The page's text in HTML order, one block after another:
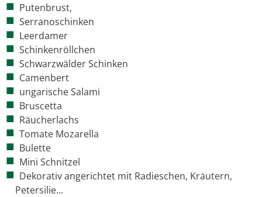
Putenbrust,
Serranoschinken
Leerdamer
Schinkenröllchen
Schwarzwälder Schinken
Camenbert
ungarische Salami
Bruscetta
Räucherlachs
Tomate Mozarella
Bulette
Mini Schnitzel
Dekorativ angerichtet mit Radieschen, Kräutern,
Petersilie...